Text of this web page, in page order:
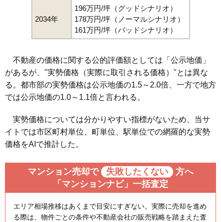
2034年
196万円/坪（グッドシナリオ）
178万円/坪（ノーマルシナリオ）
161万円/坪（バッドシナリオ）
不動産の価格に関する公的評価額としては「公示地価」
があるが、"実勢価格（実際に取引される価格）"とは異な
る。都市部の実勢価格は公示地価の1.5～2.0倍、一方で地方
では公示地価の1.0～1.1倍と言われる。
実勢価格については分かりやすい指標がないため、当サ
イトでは市区町村単位、町単位、駅単位での網羅的な実勢
価格をAIで推計した。
マンション売却で 失敗したくない
方へ
「マンションナビ」一括査定
エリア相場推移はあくまで目安にすぎない。実際に売却を進め
る際は、物件ごとの条件や不動産会社の販売戦略を踏まえた査